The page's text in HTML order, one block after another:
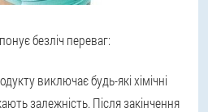
безліч переваг:
виключає будь-які хімічні
залежність. Після закінчення